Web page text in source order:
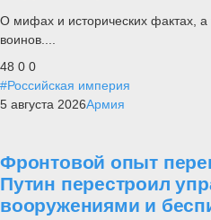
О мифах и исторических фактах, а
воинов....
48 0 0
#Российская империя
5 августа 2026Армия
Фронтовой опыт
Путин перестроил
вооружениями и